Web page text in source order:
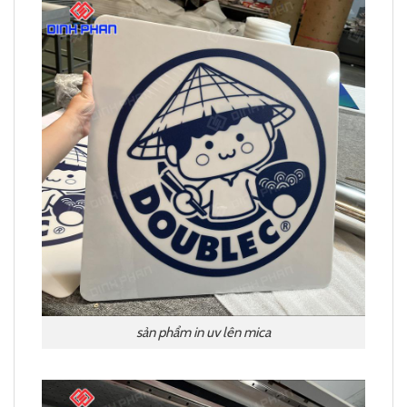
sản phẩm in uv lên mica